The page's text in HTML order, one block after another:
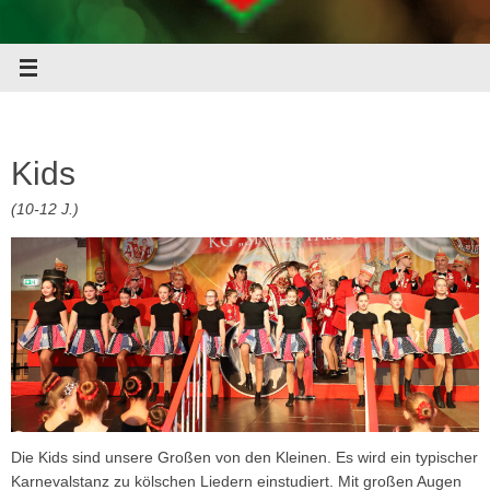
Kids
(10-12 J.)
Die Kids sind unsere Großen von den Kleinen. Es wird ein typischer
Karnevalstanz zu kölschen Liedern einstudiert. Mit großen Augen